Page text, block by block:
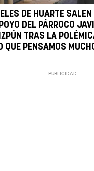
DE HUARTE SALEN
DEL PÁRROCO
TRAS LA
QUE PENSAMOS